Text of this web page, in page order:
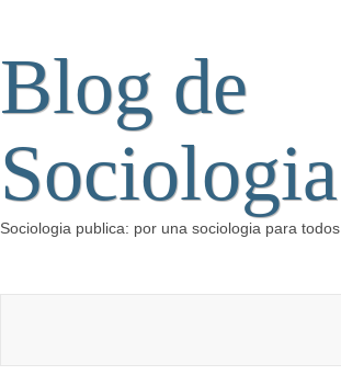
Blog de
Sociologia
Sociologia publica: por una sociologia para todos